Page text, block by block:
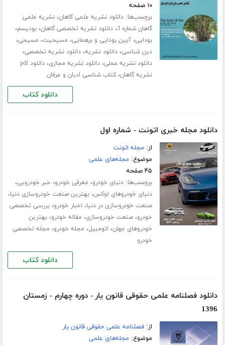
۱۰ صفحه
برچسب‌ها:دانلود نشریه علمی گاهان،نشریه علمی
گاهان شماره 3 ،دانلود نشریه تخصصی گاهان،بودیسم،
بودایی،آیین بودایی و برهمایی، مسیحیت، مسیحی،
دین شناسی،دانلود نشریه،دانلود نشریه تخصصی،
دانلود نشریه عملی،دانلود نشریه مجازی،
دانلود pdf
نشریه گاهان،کتاب شناسی ادیان و عرفان
دانلود کتاب
دانلود مجله خبری اتونت - شماره اول
از: مجله اتونت
موضوع: مجله‌های علمی
۴۵ صفحه
برچسب‌ها:دنیای خودرو، معرفی خودرو، خبر خودرویی،
دنیای خودروهای لوکس،بهترین صنعت خودروسازی دنیا،
صنعت خودروسازی در دنیا، اخبار خودرو،بررسی تخصصی
خودرو،صنعت خودروسازی، مقاله خودرو،بهترین
خودروهای جهان، اتومبیل، مجله خودرو، مجله تخصصی
خودرو
دانلود کتاب
دانلود فصلنامه علمی حقوقی قانون یار - دوره چهارم - زمستان
1396
از:فصلنامه علمی حقوقی قانون یار
موضوع: مجله‌های علمی